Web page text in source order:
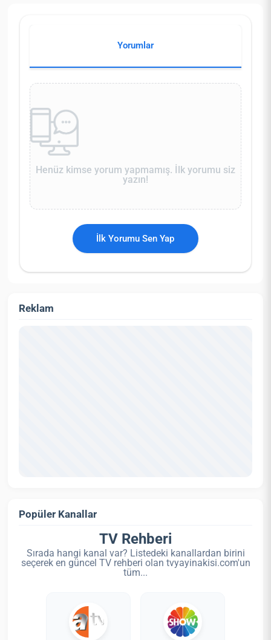
Yorumlar
Henüz kimse yorum yapmamış. İlk yorumu siz
yazın!
İlk Yorumu Sen Yap
Reklam
Popüler Kanallar
TV Rehberi
Sırada hangi kanal var? Listedeki kanallardan birini
seçerek en güncel TV rehberi olan tvyayinakisi.com'un
tüm...